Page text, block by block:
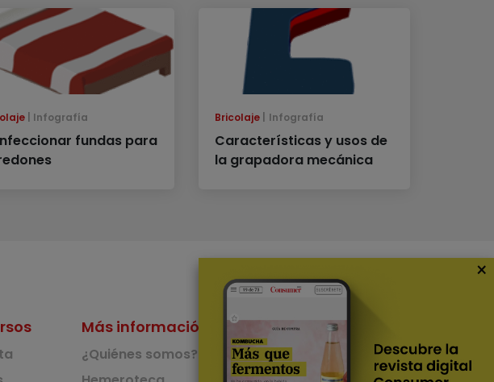
Infografía
fundas para
Bricolaje Infografía
Características y usos de
la grapadora mecánica
Más información
¿Quiénes somos?
Nuestras Apps
App de recetas
×